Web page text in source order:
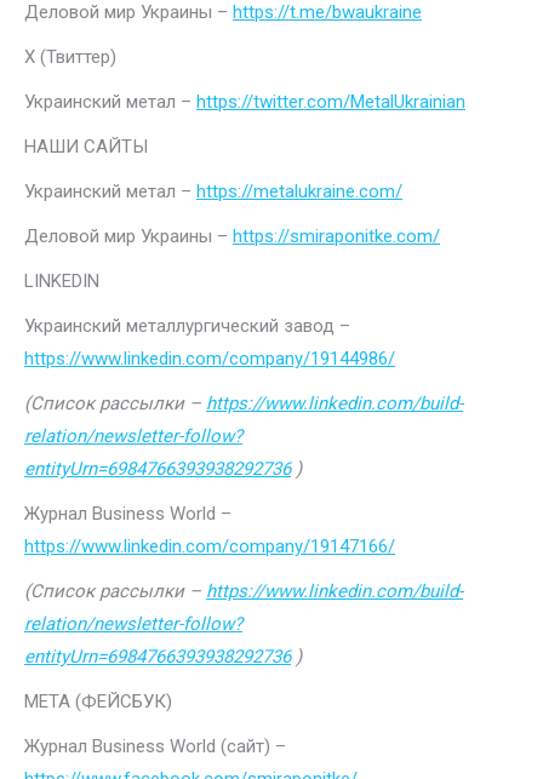
Деловой мир Украины – https://t.me/bwaukraine
Х (Твиттер)
Украинский метал – https://twitter.com/MetalUkrainian
НАШИ САЙТЫ
Украинский метал – https://metalukraine.com/
Деловой мир Украины – https://smiraponitke.com/
LINKEDIN
Украинский металлургический завод –
https://www.linkedin.com/company/19144986/
(Список рассылки – https://www.linkedin.com/build-
relation/newsletter-follow?
entityUrn=6984766393938292736)
Журнал Business World –
https://www.linkedin.com/company/19147166/
(Список рассылки – https://www.linkedin.com/build-
relation/newsletter-follow?
entityUrn=6984766393938292736)
МЕТА (ФЕЙСБУК)
Журнал Business World (сайт) –